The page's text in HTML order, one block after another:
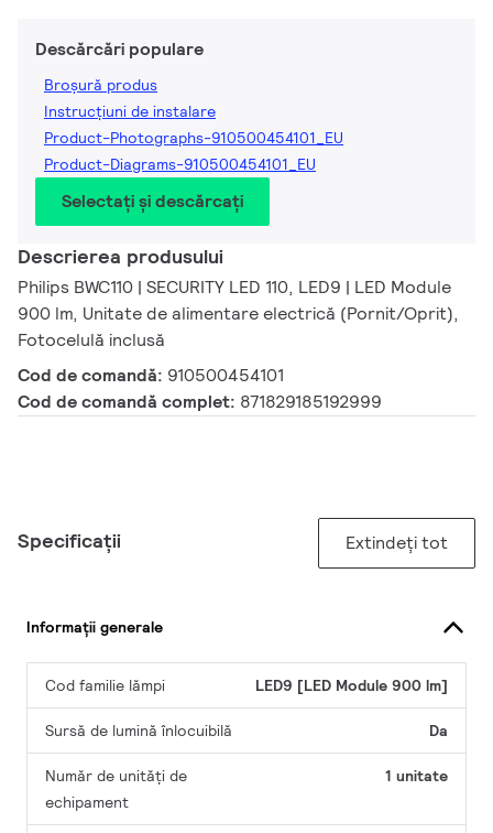
Descărcări populare
Broșură produs
Instrucțiuni de instalare
Product-Photographs-910500454101_EU
Product-Diagrams-910500454101_EU
Selectați și descărcați
Descrierea produsului
Philips BWC110 | SECURITY LED 110, LED9 | LED Module
900 lm, Unitate de alimentare electrică (Pornit/Oprit),
Fotocelulă inclusă
Cod de comandă: 910500454101
Cod de comandă complet: 871829185192999
Specificații Extindeți tot
Informații generale
Cod familie lămpi LED9 [LED Module 900 lm]
Sursă de lumină înlocuibilă Da
Număr de unități de
echipament
1 unitate